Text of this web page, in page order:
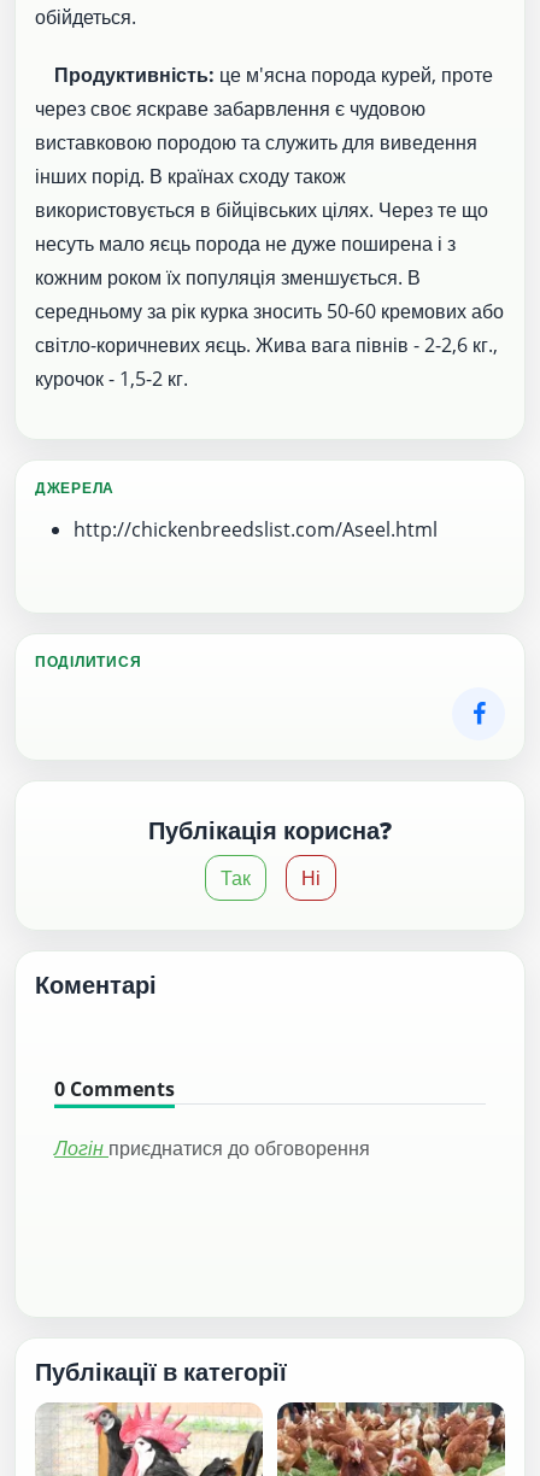
обійдеться.
Продуктивність: це м'ясна порода курей, проте
через своє яскраве забарвлення є чудовою
виставковою породою та служить для виведення
інших порід. В країнах сходу також
використовується в бійцівських цілях. Через те що
несуть мало яєць порода не дуже поширена і з
кожним роком їх популяція зменшується. В
середньому за рік курка зносить 50-60 кремових або
світло-коричневих яєць. Жива вага півнів - 2-2,6 кг.,
курочок - 1,5-2 кг.
ДЖЕРЕЛА
http://chickenbreedslist.com/Aseel.html
ПОДІЛИТИСЯ
Публікація корисна?
Так Ні
Коментарі
0 Comments
Логін приєднатися до обговорення
Публікації в категорії